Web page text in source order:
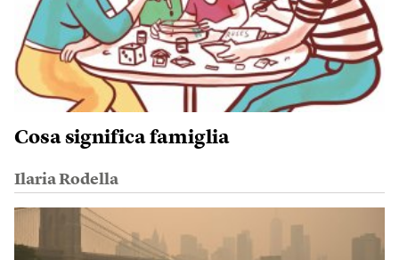
Cosa significa famiglia
Ilaria Rodella